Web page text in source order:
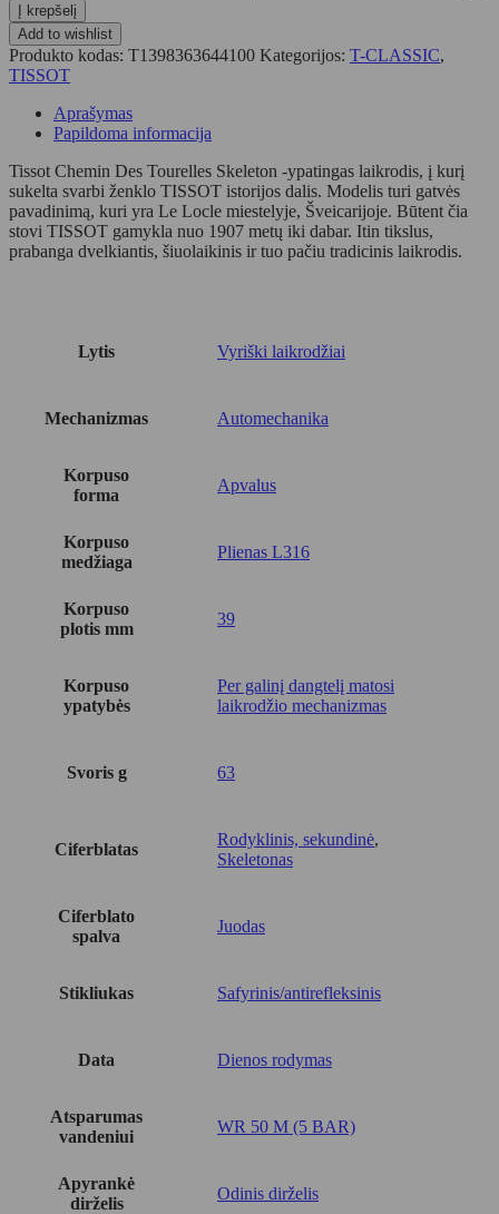
Į krepšelį
Add to wishlist
Produkto kodas: T1398363644100 Kategorijos: T-CLASSIC,
TISSOT
Aprašymas
Papildoma informacija
Tissot Chemin Des Tourelles Skeleton -ypatingas laikrodis, į kurį
sukelta svarbi ženklo TISSOT istorijos dalis. Modelis turi gatvės
pavadinimą, kuri yra Le Locle miestelyje, Šveicarijoje. Būtent čia
stovi TISSOT gamykla nuo 1907 metų iki dabar. Itin tikslus,
prabanga dvelkiantis, šiuolaikinis ir tuo pačiu tradicinis laikrodis.
Lytis Vyriški laikrodžiai
Mechanizmas Automechanika
Korpuso
forma
Apvalus
Korpuso
medžiaga
Plienas L316
Korpuso
plotis mm
39
Korpuso
ypatybės
Per galinį dangtelį matosi
laikrodžio mechanizmas
Svoris g 63
Ciferblatas
Rodyklinis, sekundinė,
Skeletonas
Ciferblato
spalva
Juodas
Stikliukas Safyrinis/antirefleksinis
Data Dienos rodymas
Atsparumas
vandeniui
WR 50 M (5 BAR)
Apyrankė
dirželis
Odinis dirželis